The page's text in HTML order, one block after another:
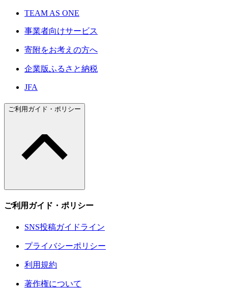
TEAM AS ONE
事業者向けサービス
寄附をお考えの方へ
企業版ふるさと納税
JFA
ご利用ガイド・ポリシー
ご利用ガイド・ポリシー
SNS投稿ガイドライン
プライバシーポリシー
利用規約
著作権について